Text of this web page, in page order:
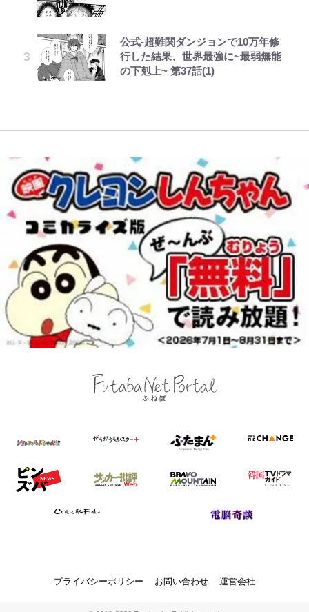
公式-超難関ダンジョンで10万年修
行した結果、世界最強に~最弱無能
の下剋上~ 第37話(1)
手は【Jリーグ開幕｢初めての秋春
制｣の大激論】(4)
中居正広氏の被災地支援報道と消え
ない“芸能界復帰説”、なぜ代理人
弁護士が今も“窓口”に? 直撃に深
レビュー『仮面家族』悠木シュン・
著
時間半ハイキング」パノラマ絶景レ
ポ【福島県福島市】
浅草は日本の心だゾ
錦織一清が語る還暦からの新たな挑
戦…少年隊の分岐点と60代で挑む
も感動
「カルチャーは引用の歴史である」
プライバシーポリシー お問い合わせ 運営会社